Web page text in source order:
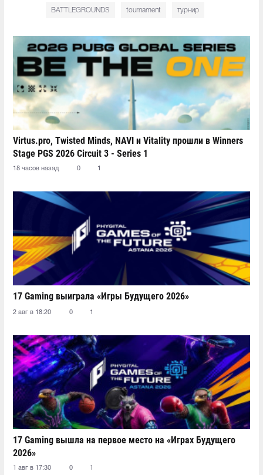
BATTLEGROUNDS tournament турнир
Virtus.pro, Twisted Minds, NAVI и Vitality прошли в Winners
Stage PGS 2026 Circuit 3 - Series 1
18 часов назад 0 1
17 Gaming выиграла «Игры Будущего 2026»
2 авг в 18:20 0 1
17 Gaming вышла на первое место на «Играх Будущего
2026»
1 авг в 17:30 0 1